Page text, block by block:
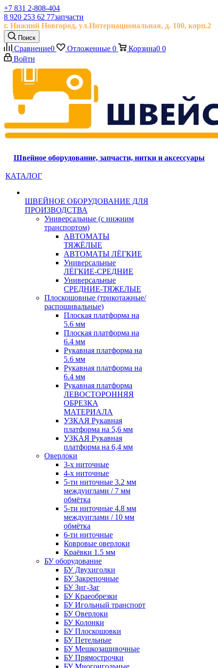
+7 831 2-808-404
8 920 253 62 77запчасти
г. Нижний Новгород, ул.Интернациональная, д. 100, корп.2
Поиск
Сравнение0 Отложенные 0 Корзина0 0
Войти
Швейное оборудование, запчасти, нитки и аксессуары
КАТАЛОГ
ШВЕЙНОЕ ОБОРУДОВАНИЕ ДЛЯ
ПРОИЗВОДСТВА
Универсальные (с нижним
транспортом)
АВТОМАТЫ
ТЯЖЁЛЫЕ
АВТОМАТЫ ЛЁГКИЕ
Универсальные
ЛЁГКИЕ-СРЕДНИЕ
Универсальные
СРЕДНИЕ-ТЯЖЕЛЫЕ
Плоскошовные (трикотажные/
распошивальные)
Плоская платформа на
5.6 мм
Плоская платформа на
6.4 мм
Рукавная платформа на
5.6 мм
Рукавная платформа на
6.4 мм
Рукавная платформа
ЛЕВОСТОРОННЯЯ
ОБРЕЗКА
МАТЕРИАЛА
УЗКАЯ Рукавная
платформа на 5,6 мм
УЗКАЯ Рукавная
платформа на 6,4 мм
Оверлоки
3-х ниточные
4-х ниточные
5-ти ниточные 3.2 мм
междуиглами / 7 мм
обмётка
5-ти ниточные 4.8 мм
междуиглами / 10 мм
обмётка
6-ти ниточные
Ковровые оверлоки
Краёвки 1.5 мм
БУ оборудование
БУ Двухиголки
БУ Закрепочные
БУ Зиг-Заг
БУ Краеобрезки
БУ Игольный транспорт
БУ Оверлоки
БУ Колонки
БУ Плоскошовки
БУ Петельные
БУ Мешкозашивочные
БУ Прямострочки
БУ Многоигольные